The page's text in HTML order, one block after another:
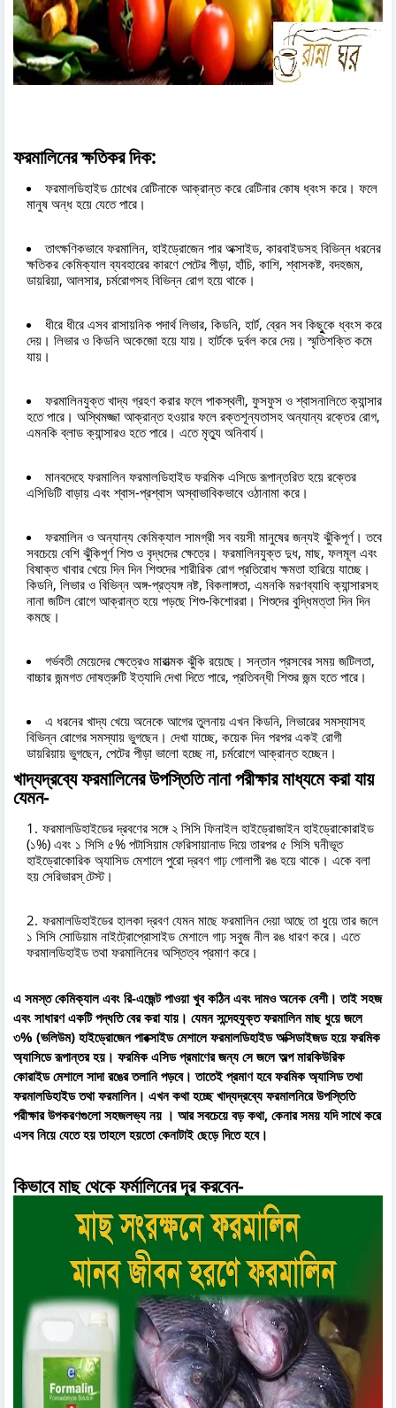
ফরমালিনের ক্ষতিকর দিক:
ফরমালডিহাইড চোখের রেটিনাকে আক্রান্ত করে রেটিনার কোষ ধ্বংস করে। ফলে
মানুষ অন্ধ হয়ে যেতে পারে।
তাৎক্ষণিকভাবে ফরমালিন, হাইড্রোজেন পার অক্সাইড, কারবাইডসহ বিভিন্ন ধরনের
ক্ষতিকর কেমিক্যাল ব্যবহারের কারণে পেটের পীড়া, হাঁচি, কাশি, শ্বাসকষ্ট, বদহজম,
ডায়রিয়া, আলসার, চর্মরোগসহ বিভিন্ন রোগ হয়ে থাকে।
ধীরে ধীরে এসব রাসায়নিক পদার্থ লিভার, কিডনি, হার্ট, ব্রেন সব কিছুুকে ধ্বংস করে
দেয়। লিভার ও কিডনি অকেজো হয়ে যায়। হার্টকে দুর্বল করে দেয়। স্মৃতিশক্তি কমে
যায়।
ফরমালিনযুক্ত খাদ্য গ্রহণ করার ফলে পাকস্থলী, ফুসফুস ও শ্বাসনালিতে ক্যান্সার
হতে পারে। অস্থিমজ্জা আক্রান্ত হওয়ার ফলে রক্তশূন্যতাসহ অন্যান্য রক্তের রোগ,
এমনকি ব্লাড ক্যান্সারও হতে পারে। এতে মৃত্যু অনিবার্য।
মানবদেহে ফরমালিন ফরমালডিহাইড ফরমিক এসিডে রূপান্তরিত হয়ে রক্তের
এসিডিটি বাড়ায় এবং শ্বাস-প্রশ্বাস অস্বাভাবিকভাবে ওঠানামা করে।
ফরমালিন ও অন্যান্য কেমিক্যাল সামগ্রী সব বয়সী মানুষের জন্যই ঝুঁকিপূর্ণ। তবে
সবচেয়ে বেশি ঝুঁকিপূর্ণ শিশু ও বৃদ্ধদের ক্ষেত্রে। ফরমালিনযুক্ত দুধ, মাছ, ফলমূল এবং
বিষাক্ত খাবার খেয়ে দিন দিন শিশুদের শারীরিক রোগ প্রতিরোধ ক্ষমতা হারিয়ে যাচ্ছে।
কিডনি, লিভার ও বিভিন্ন অঙ্গ-প্রত্যঙ্গ নষ্ট, বিকলাঙ্গতা, এমনকি মরণব্যাধি ক্যান্সারসহ
নানা জটিল রোগে আক্রান্ত হয়ে পড়ছে শিশু-কিশোররা। শিশুদের বুদ্ধিমত্তা দিন দিন
কমছে।
গর্ভবতী মেয়েদের ক্ষেত্রেও মারাত্মক ঝুঁকি রয়েছে। সন্তান প্রসবের সময় জটিলতা,
বাচ্চার জন্মগত দোষত্রুটি ইত্যাদি দেখা দিতে পারে, প্রতিবন্ধী শিশুর জন্ম হতে পারে।
এ ধরনের খাদ্য খেয়ে অনেকে আগের তুলনায় এখন কিডনি, লিভারের সমস্যাসহ
বিভিন্ন রোগের সমস্যায় ভুগছেন। দেখা যাচ্ছে, কয়েক দিন পরপর একই রোগী
ডায়রিয়ায় ভুগছেন, পেটের পীড়া ভালো হচ্ছে না, চর্মরোগে আক্রান্ত হচ্ছেন।
খাদ্যদ্রব্যে ফরমালিনের উপস্তিতি নানা পরীক্ষার মাধ্যমে করা যায়
যেমন-
ফরমালডিহাইডের দ্রবণের সঙ্গে ২ সিসি ফিনাইল হাইড্রোজাইন হাইড্রোকোরাইড
(১%) এবং ১ সিসি ৫% পটাসিয়াম ফেরিসায়ানাড দিয়ে তারপর ৫ সিসি ঘনীভূত
হাইড্রোকোরিক অ্যাসিড মেশালে পুরো দ্রবণ গাঢ় গোলাপী রঙ হয়ে থাকে। একে বলা
হয় সেরিভারস্ টেস্ট।
ফরমালডিহাইডের হালকা দ্রবণ যেমন মাছে ফরমালিন দেয়া আছে তা ধুয়ে তার জলে
১ সিসি সোডিয়াম নাইট্রোপ্রোসাইড মেশালে গাঢ় সবুজ নীল রঙ ধারণ করে। এতে
ফরমালডিহাইড তথা ফরমালিনের অস্তিত্ব প্রমাণ করে।
এ সমস্ত কেমিক্যাল এবং রি-এজেন্ট পাওয়া খুব কঠিন এবং দামও অনেক বেশী। তাই সহজ
এবং সাধারণ একটি পদ্ধতি বের করা যায়। যেমন সন্দেহযুক্ত ফরমালিন মাছ ধুয়ে জলে
৩% (ভলিউম) হাইড্রোজেন পারক্সাইড মেশালে ফরমালডিহাইড অক্সিডাইজড হয়ে ফরমিক
অ্যাসিডে রূপান্তর হয়। ফরমিক এসিড প্রমাণের জন্য সে জলে অল্প মারকিউরিক
কোরাইড মেশালে সাদা রঙের তলানি পড়বে। তাতেই প্রমাণ হবে ফরমিক অ্যাসিড তথা
ফরমালডিহাইড তথা ফরমালিন। এখন কথা হচ্ছে খাদ্যদ্রব্যে ফরমালনিরে উপস্তিতি
পরীক্ষার উপকরণগুলো সহজলভ্য নয় । আর সবচেয়ে বড় কথা, কেনার সময় যদি সাথে করে
এসব নিয়ে যেতে হয় তাহলে হয়তো কেনাটাই ছেড়ে দিতে হবে।
কিভাবে মাছ থেকে ফর্মালিনের দূর করবেন-